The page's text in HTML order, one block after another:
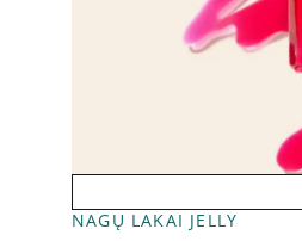
NAGŲ LAKAI JELLY